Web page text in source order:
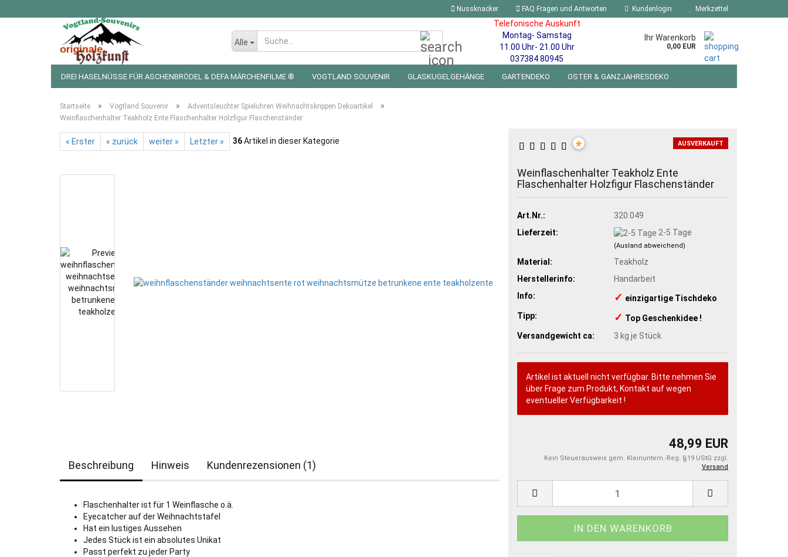
Nussknacker FAQ Fragen und Antworten Kundenlogin Merkzettel
Alle
Telefonische Auskunft
Montag- Samstag
11.00 Uhr- 21.00 Uhr
037384 80945
Ihr Warenkorb
0,00 EUR
DREI HASELNÜSSE FÜR ASCHENBRÖDEL & DEFA MÄRCHENFILME ® VOGTLAND SOUVENIR GLASKUGELGEHÄNGE GARTENDEKO OSTER & GANZJAHRESDEKO
Startseite » Vogtland Souvenir » Adventsleuchter Spieluhren Weihnachtskrippen Dekoartikel »
Weinflaschenhalter Teakholz Ente Flaschenhalter Holzfigur Flaschenständer
« Erster « zurück weiter » Letzter » 36Artikel in dieser Kategorie AUSVERKAUFT
*
Weinflaschenhalter Teakholz Ente
Flaschenhalter Holzfigur Flaschenständer
Art.Nr.:
320.049
Lieferzeit:
2-5 Tage
(Ausland abweichend)
Material:
Teakholz
Herstellerinfo:
Handarbeit
Info:
✓ ​einzigartige Tischdeko
Tipp:
✓ ​Top Geschenkidee !
Versandgewicht ca:
3 kg je Stück
Artikel ist aktuell nicht verfügbar. Bitte nehmen Sie
über Frage zum Produkt, Kontakt auf wegen
eventueller Verfügbarkeit !
48,99 EUR
Kein Steuerausweis gem. Kleinuntern.-Reg. §19 UStG zzgl.
Versand
Beschreibung Hinweis Kundenrezensionen (1)
Flaschenhalter ist für 1 Weinflasche o.ä.
Eyecatcher auf der Weihnachtstafel
Hat ein lustiges Aussehen
Jedes Stück ist ein absolutes Unikat
Passt perfekt zu jeder Party